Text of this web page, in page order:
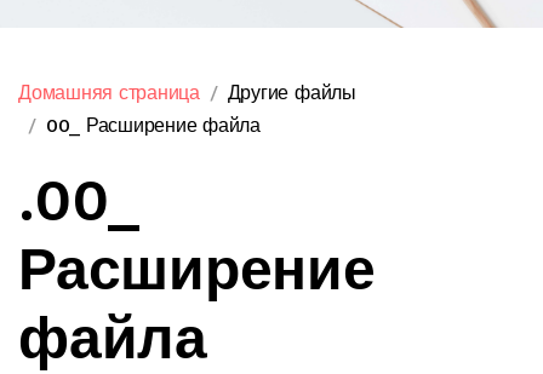
Домашняя страница
Другие файлы
00_ Расширение файла
.00_
Расширение
файла